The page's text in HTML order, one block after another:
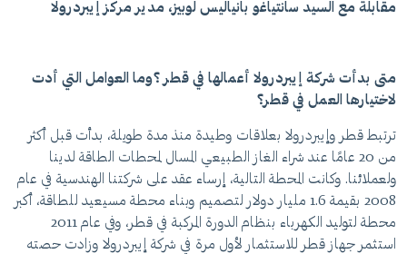
مقابلة مع السيد سانتياغو بانياليس لوبيز، مدير مركز إيبردرولا
متى بدأت شركة إيبردرولا أعمالها في قطر ؟وما العوامل التي أدت
لاختيارها العمل في قطر؟
ترتبط قطر وإيبردرولا بعلاقات وطيدة منذ مدة طويلة، بدأت قبل أكثر
من 20 عامًا عند شراء الغاز الطبيعي المسال لمحطات الطاقة لدينا
ولعملائنا. وكانت المحطة التالية، إرساء عقد على شركتنا الهندسية في عام
2008 بقيمة 1.6 مليار دولار لتصميم وبناء محطة مسيعيد للطاقة، أكبر
محطة لتوليد الكهرباء بنظام الدورة المركبة في قطر، وفي عام 2011
استثمر جهاز قطر للاستثمار لأول مرة في شركة إيبردرولا وزادت حصته